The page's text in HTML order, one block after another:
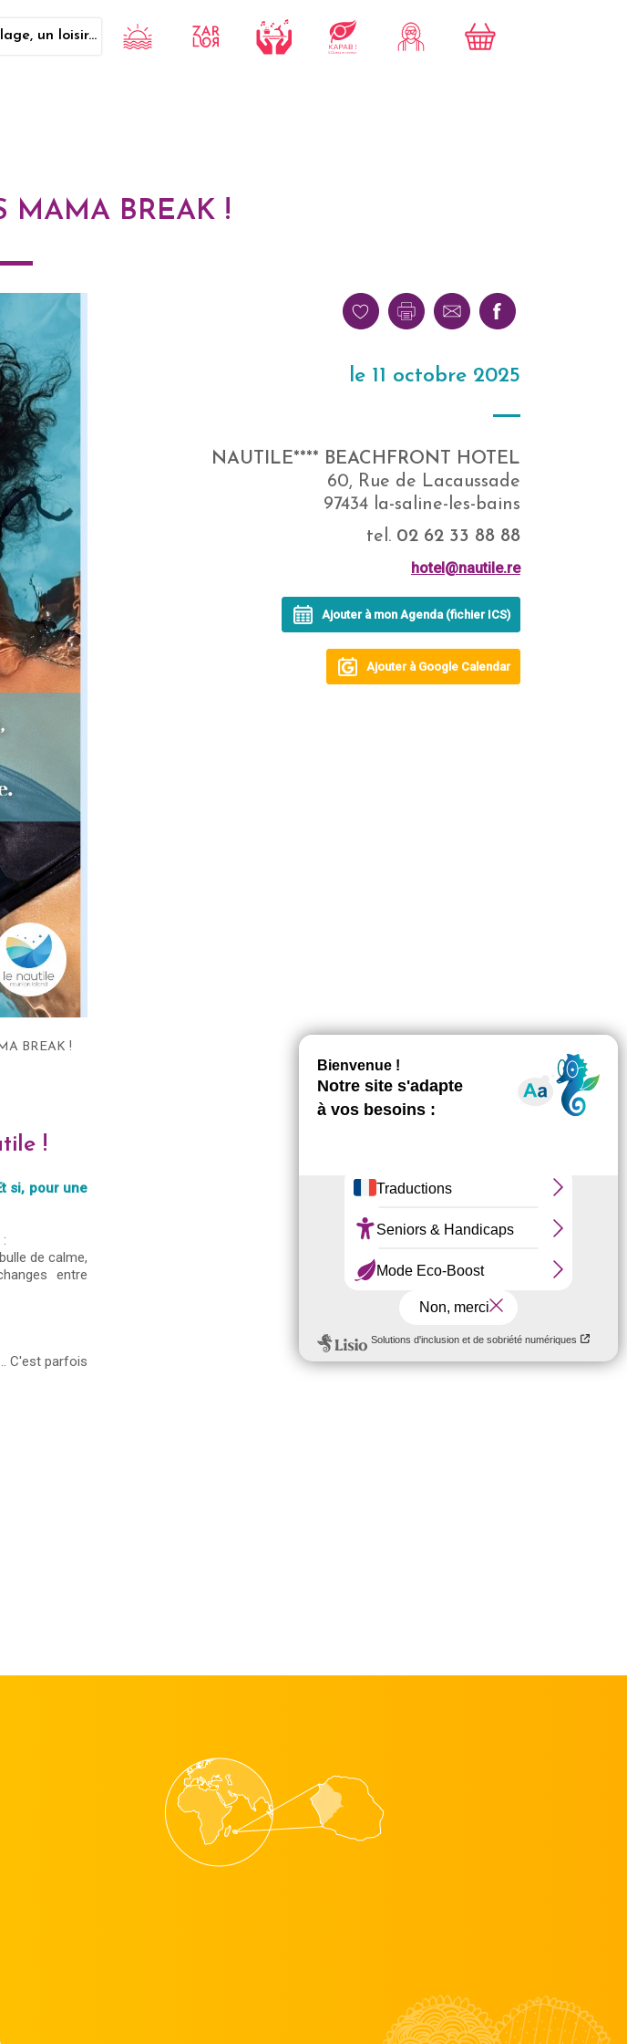
un loisir...
MAMA BREAK !
le 11 octobre 2025
NAUTILE**** BEACHFRONT HOTEL
60, Rue de Lacaussade
97434 la-saline-les-bains
tel. 02 62 33 88 88
hotel@nautile.re
Ajouter à mon Agenda (fichier ICS)
Ajouter à Google Calendar
BREAK !
!
si, pour une
de calme,
entre
C'est parfois